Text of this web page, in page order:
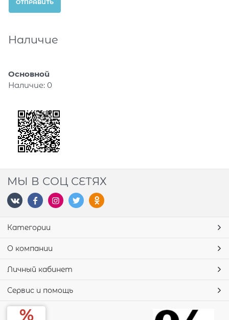
Наличие
Основной
Наличие: 0
МЫ В СОЦ СЕТЯХ
Категории
О компании
Личный кабинет
Сервис и помощь